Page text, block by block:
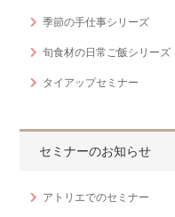
季節の手仕事シリーズ
旬食材の日常ご飯シリーズ
タイアップセミナー
セミナーのお知らせ
アトリエでのセミナー